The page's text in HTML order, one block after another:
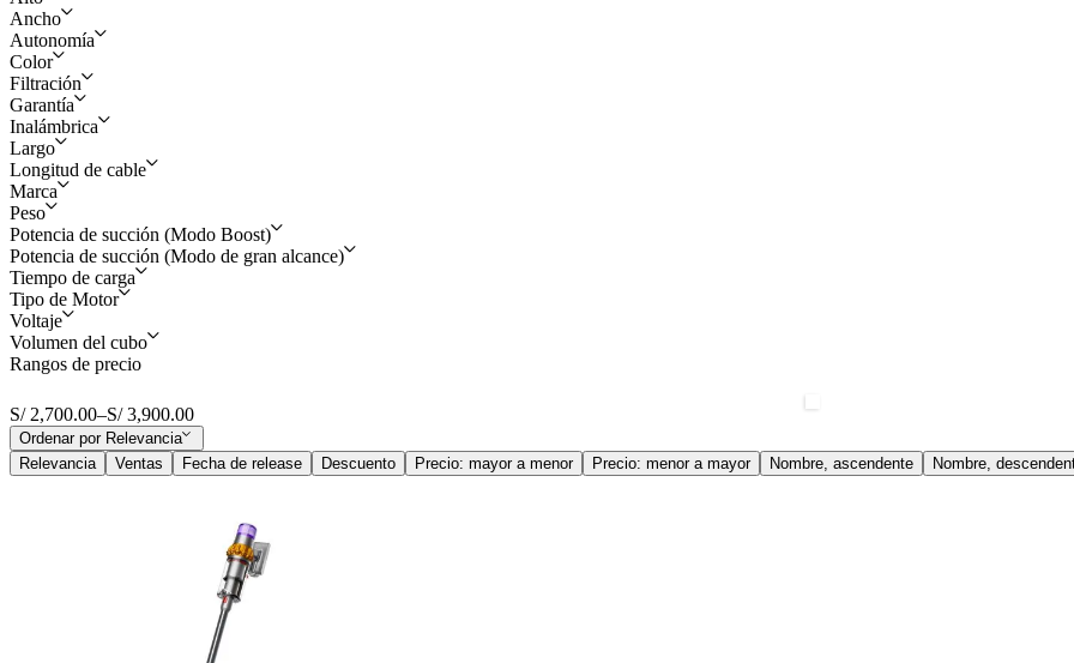
Aspiradoras
126 cm
125.5 cm
Ancho
25 cm
25.2 cm
Autonomía
Hasta 60 minutos
40 Minutos
Color
Amarillo y Plata
Plata y Niquel
Filtración
Filtración completa de la máquina
Garantía
2 años por fallas de fábrica
Inalámbrica
Si
Largo
26.6 cm
25.2 cm
22.1 cm
Longitud de cable
1.8 m
Marca
Dyson
Peso
3100 g
2200 g
2500
Potencia de succión (Modo Boost)
240AW
115W
140AW
Potencia de succión (Modo de gran alcance)
115AW
140AW
Tiempo de carga
5 horas
4 horas
4.5 horas
Tipo de Motor
Digital Dyson Hyperdymium
Voltaje
220-240V
Volumen del cubo
0,35 litros
0,3 litros
Rangos de precio
S/ 2,700.00–S/ 3,900.00
Ordenar por Relevancia
Relevancia
Ventas Fecha de release Descuento Precio: mayor a menor Precio: menor a mayor Nombre, ascendente Nombre,